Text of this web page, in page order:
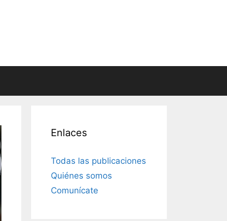
Enlaces
Todas las publicaciones
Quiénes somos
Comunícate